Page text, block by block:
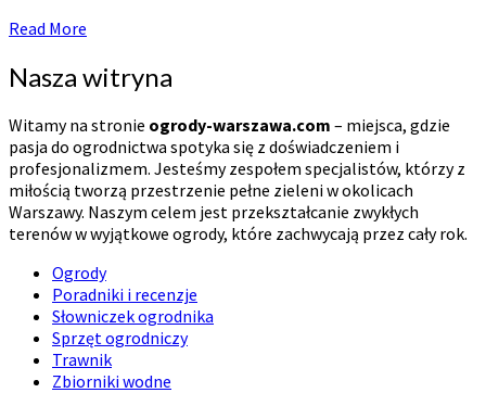
Read More
Nasza witryna
Witamy na stronie ogrody-warszawa.com – miejsca, gdzie
pasja do ogrodnictwa spotyka się z doświadczeniem i
profesjonalizmem. Jesteśmy zespołem specjalistów, którzy z
miłością tworzą przestrzenie pełne zieleni w okolicach
Warszawy. Naszym celem jest przekształcanie zwykłych
terenów w wyjątkowe ogrody, które zachwycają przez cały rok.
Ogrody
Poradniki i recenzje
Słowniczek ogrodnika
Sprzęt ogrodniczy
Trawnik
Zbiorniki wodne